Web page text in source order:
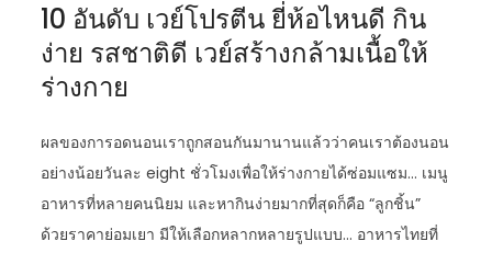
10 อันดับ เวย์โปรตีน ยี่ห้อไหนดี กิน
ง่าย รสชาติดี เวย์สร้างกล้ามเนื้อให้
ร่างกาย
ผลของการอดนอนเราถูกสอนกันมานานแล้วว่าคนเราต้องนอน
อย่างน้อยวันละ eight ชั่วโมงเพื่อให้ร่างกายได้ซ่อมแซม… เมนู
อาหารที่หลายคนนิยม และหากินง่ายมากที่สุดก็คือ “ลูกชิ้น”
ด้วยราคาย่อมเยา มีให้เลือกหลากหลายรูปแบบ… อาหารไทยที่